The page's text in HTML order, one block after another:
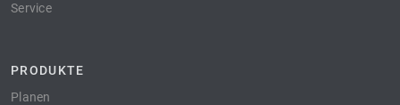
Service
PRODUKTE
Planen